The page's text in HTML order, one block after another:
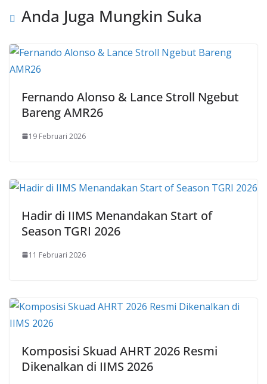
Anda Juga Mungkin Suka
Fernando Alonso & Lance Stroll Ngebut
Bareng AMR26
19 Februari 2026
Hadir di IIMS Menandakan Start of
Season TGRI 2026
11 Februari 2026
Komposisi Skuad AHRT 2026 Resmi
Dikenalkan di IIMS 2026